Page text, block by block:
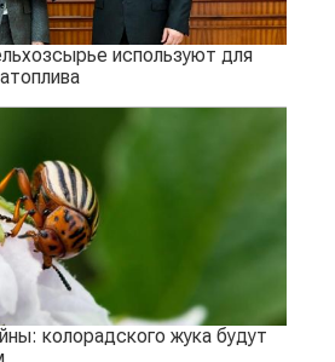
используют для
колорадского жука будут